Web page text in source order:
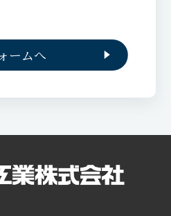
ームへ